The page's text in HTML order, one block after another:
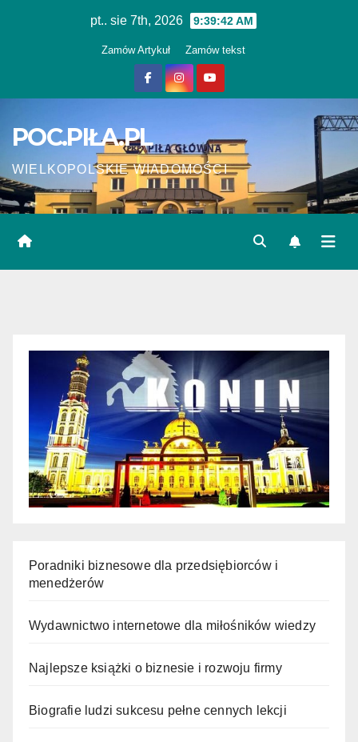
pt.. sie 7th, 2026 9:39:42 AM
Zamów Artykuł Zamów tekst
POC.PIŁA.PL
WIELKOPOLSKIE WIADOMOŚCI
Poradniki biznesowe dla przedsiębiorców i
menedżerów
Wydawnictwo internetowe dla miłośników wiedzy
Najlepsze książki o biznesie i rozwoju firmy
Biografie ludzi sukcesu pełne cennych lekcji